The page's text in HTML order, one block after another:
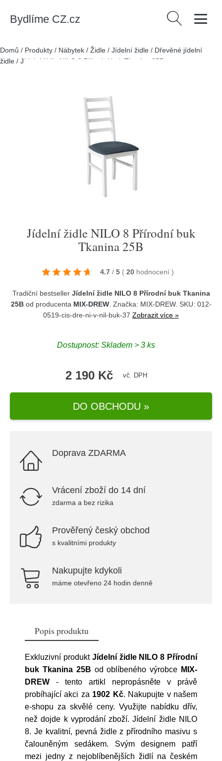
Bydlíme CZ.cz Vyhledávání
Domů / Produkty / Nábytek / Židle / Jídelní židle / Dřevěné jídelní
židle / Jídelní židle NILO 8 Přírodní buk Tkanina 25B
Jídelní židle NILO 8 Přírodní buk
Tkanina 25B
4.7 / 5 ( 20 hodnocení )
Tradiční bestseller Jídelní židle NILO 8 Přírodní buk Tkanina
25Bod producenta MIX-DREW. Značka: MIX-DREW. SKU: 012-
0519-cis-dre-ni-v-nil-buk-37 Zobrazit více »
Dostupnost: Skladem > 3 ks
2 190 Kč vč. DPH
DO OBCHODU »
Doprava ZDARMA
Vrácení zboží do 14 dní
zdarma a bez rizika
Prověřený český obchod
s kvalitními produkty
Nakupujte kdykoli
máme otevřeno 24 hodin denně
Popis produktu
Exkluzivní produkt Jídelní židle NILO 8 Přírodní
buk Tkanina 25B od oblíbeného výrobce MIX-
DREW - tento artikl nepropásněte v právě
probíhající akci za 1902 Kč. Nakupujte v našem
e-shopu za skvělé ceny. Využijte nabídku dřív,
než dojde k vyprodání zboží. Jídelní židle NILO
8. Je kvalitní, pevná židle z přírodního masivu s
čalouněným sedákem. Svým designem patří
mezi jedny z nejoblíbenějších židlí na českém